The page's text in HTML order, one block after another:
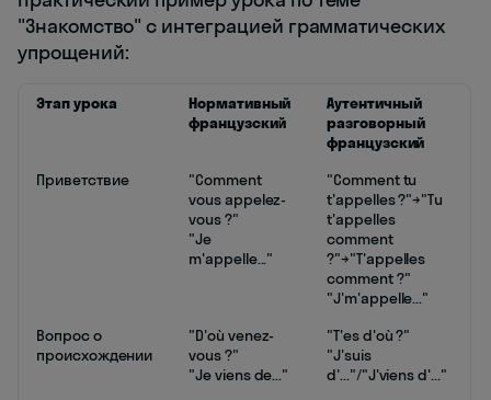
"Знакомство" с интеграцией грамматических
упрощений:
Этап урока
Нормативный
французский
Аутентичный
разговорный
французский
Приветствие
"Comment
vous appelez-
vous ?"
"Je
m'appelle..."
"Comment tu
t'appelles ?"→"Tu
t'appelles
comment
?"→"T'appelles
comment ?"
"J'm'appelle..."
Вопрос о
происхождении
"D'où venez-
vous ?"
"Je viens de..."
"T'es d'où ?"
"J'suis
d'..."/"J'viens d'..."